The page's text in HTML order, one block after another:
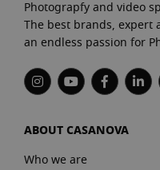
Photograpfy and video
The best brands, expert
an endless passion for
ABOUT CASANOVA
Who we are